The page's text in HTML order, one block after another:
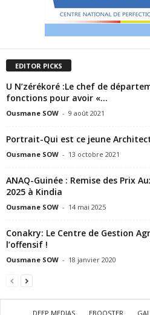
EDITOR PICKS
U N’zérékoré :Le chef de
fonctions pour avoir «...
Ousmane SOW - 9 août 2021
Portrait-Qui est ce jeune
Ousmane SOW - 13 octobre 2021
ANAQ-Guinée : Remise des Prix
2025 à Kindia
Ousmane SOW - 14 mai 2025
Conakry: Le Centre de Gestion
l’offensif !
Ousmane SOW - 18 janvier 2020
DEEP MEDIAS EBOOSTER